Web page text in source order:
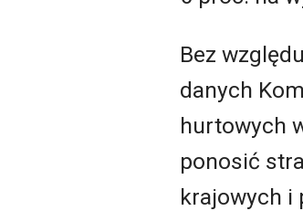
Bez
danych
hurtowych
ponosić
krajowych i